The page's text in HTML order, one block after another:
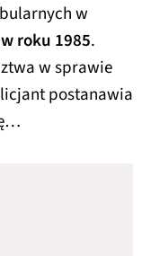
w
w roku 1985.
w sprawie
postanawia